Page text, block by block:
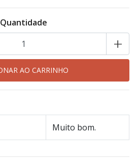
Quantidade
+
Muito bom.